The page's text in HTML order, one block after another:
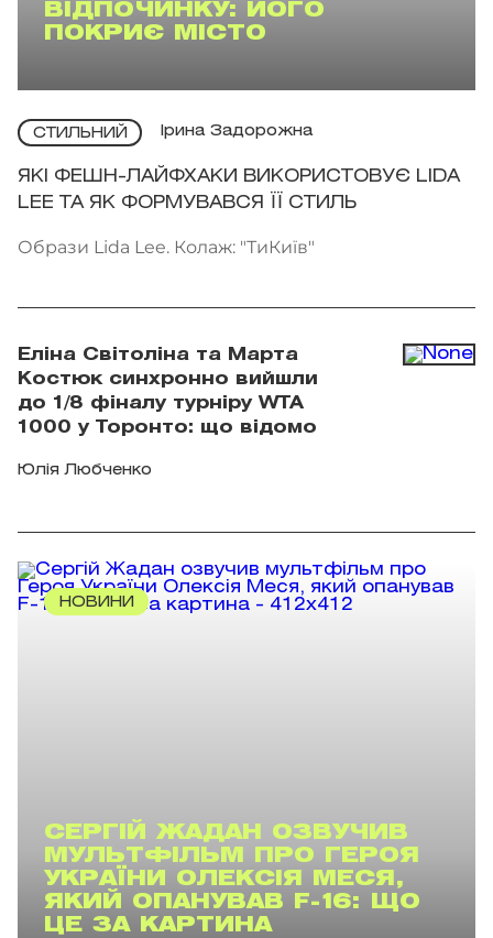
ВІДПОЧИНКУ: ЙОГО
ПОКРИЄ МІСТО
СТИЛЬНИЙ Ірина Задорожна
ЯКІ ФЕШН-ЛАЙФХАКИ ВИКОРИСТОВУЄ LIDA
LEE ТА ЯК ФОРМУВАВСЯ ЇЇ СТИЛЬ
Образи Lida Lee. Колаж: "ТиКиїв"
Еліна Світоліна та Марта
Костюк синхронно вийшли
до 1/8 фіналу турніру WTA
1000 у Торонто: що відомо
Юлія Любченко
НОВИНИ
СЕРГІЙ ЖАДАН ОЗВУЧИВ
МУЛЬТФІЛЬМ ПРО ГЕРОЯ
УКРАЇНИ ОЛЕКСІЯ МЕСЯ,
ЯКИЙ ОПАНУВАВ F-16: ЩО
ЦЕ ЗА КАРТИНА